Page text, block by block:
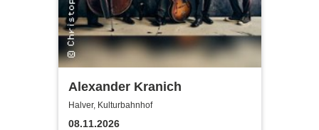
Alexander Kranich
Halver, Kulturbahnhof
08.11.2026